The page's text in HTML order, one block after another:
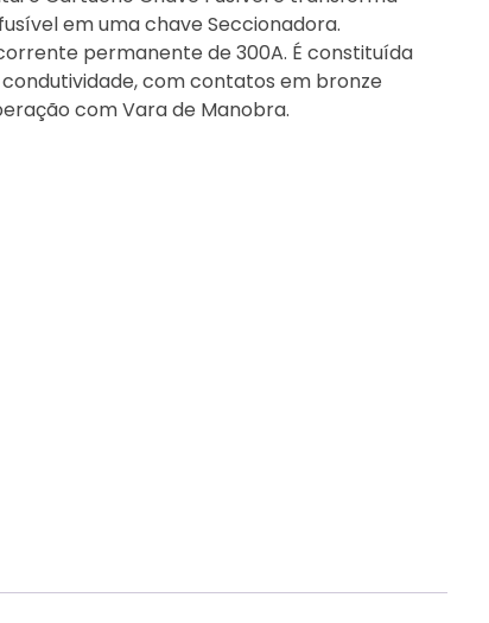
em uma chave Seccionadora.
permanente de 300A. É constituída
com contatos em bronze
com Vara de Manobra.